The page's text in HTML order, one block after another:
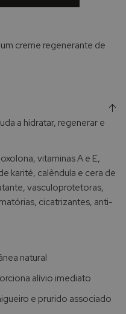
creme regenerante de
a hidratar, regenerar e
vitaminas A e E,
karité, calêndula e cera de
vasculoprotetoras,
cicatrizantes, anti-
natural
alívio imediato
e prurido associado